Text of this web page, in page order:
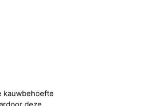
kauwbehoefte